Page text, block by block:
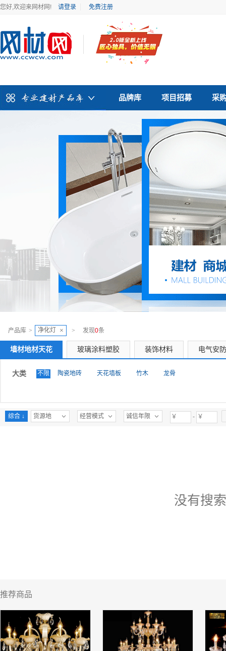
您好,欢迎来网材网! 请登录 免费注册
品牌库 项目招募 采
产品库 > 净化灯 × > 发现0条
墙材地材天花 玻璃涂料塑胶 装饰材料 电气安
大类 不限 陶瓷地砖 天花墙板 竹木 龙骨
综合 ↓ 货源地 经营模式 诚信年限 -
没有搜
推荐商品